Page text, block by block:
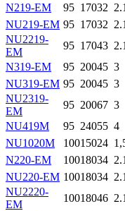
N219-EM
95 17032 2.1
NU219-EM 95 17032 2.1
NU2219-
EM
95 17043 2.1
N319-EM
95 20045 3
NU319-EM 95 20045 3
NU2319-
EM
95 20067 3
NU419M
95 24055 4
NU1020M
10015024
N220-EM
10018034 2.1
NU220-EM 10018034 2.1
NU2220-
EM
10018046 2.1